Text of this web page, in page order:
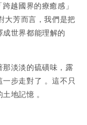
越國界的療癒感」
大芳而言，我們是把
世界都能理解的
淡淡的硫磺味，露
步走對了 。這不只
土地記憶 。